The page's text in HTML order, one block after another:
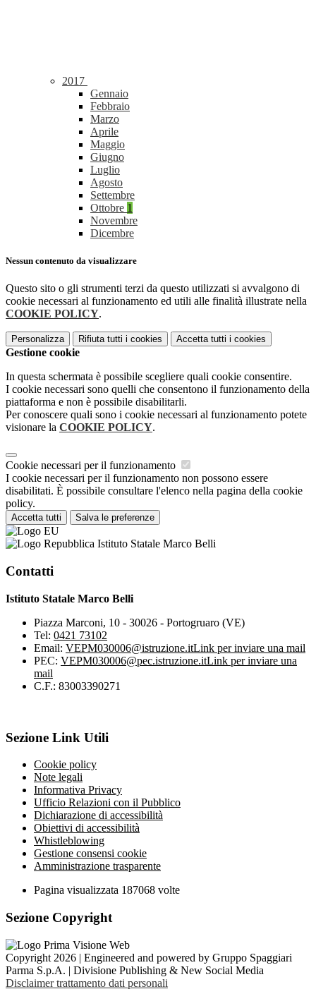
2017
Gennaio
Febbraio
Marzo
Aprile
Maggio
Giugno
Luglio
Agosto
Settembre
Ottobre 1
Novembre
Dicembre
Nessun contenuto da visualizzare
Questo sito o gli strumenti terzi da questo utilizzati si avvalgono di
cookie necessari al funzionamento ed utili alle finalità illustrate nella
COOKIE POLICY.
Personalizza Rifiuta tutti i cookies Accetta tutti i cookies
Gestione cookie
In questa schermata è possibile scegliere quali cookie consentire.
I cookie necessari sono quelli che consentono il funzionamento della
piattaforma e non è possibile disabilitarli.
Per conoscere quali sono i cookie necessari al funzionamento potete
visionare la COOKIE POLICY.
Cookie necessari per il funzionamento
I cookie necessari per il funzionamento non possono essere
disabilitati. È possibile consultare l'elenco nella pagina della cookie
policy.
Accetta tutti Salva le preferenze
Istituto Statale Marco Belli
Contatti
Istituto Statale Marco Belli
Piazza Marconi, 10 - 30026 - Portogruaro (VE)
Tel: 0421 73102
Email: VEPM030006@istruzione.itLink per inviare una mail
PEC: VEPM030006@pec.istruzione.itLink per inviare una
mail
C.F.: 83003390271
Sezione Link Utili
Cookie policy
Note legali
Informativa Privacy
Ufficio Relazioni con il Pubblico
Dichiarazione di accessibilità
Obiettivi di accessibilità
Whistleblowing
Gestione consensi cookie
Amministrazione trasparente
Pagina visualizzata 187068 volte
Sezione Copyright
Copyright 2026 | Engineered and powered by Gruppo Spaggiari
Parma S.p.A. | Divisione Publishing & New Social Media
Disclaimer trattamento dati personali